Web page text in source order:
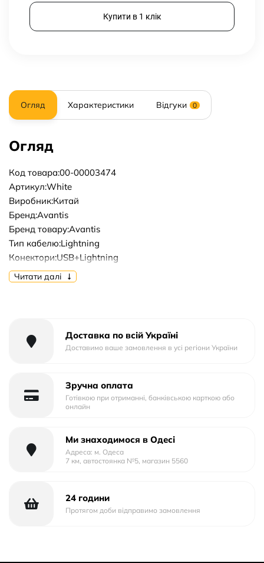
Купити в 1 клік
Огляд Характеристики Відгуки 0
Огляд
Код товара:00-00003474
Артикул:White
Виробник:Китай
Бренд:Avantis
Бренд товару:Avantis
Тип кабелю:Lightning
Конектори:USB+Lightning
Довжина кабелю, м:1m
Читати далі
Доставка по всій Україні
Доставимо ваше замовлення в усі регіони України
Зручна оплата
Готівкою при отриманні, банківською карткою або
онлайн
Ми знаходимося в Одесі
Адреса: м. Одеса
7 км, автостоянка №5, магазин 5560
24 години
Протягом доби відправимо замовлення